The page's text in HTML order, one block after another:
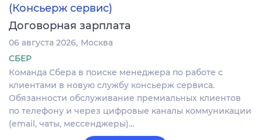
(Консьерж сервис)
Договорная зарплата
06 августа 2026 Москва
СБЕР
Команда Сбера в поиске менеджера по работе с
клиентами в новую службу консьерж сервиса.
Обязанности обслуживание премиальных клиентов
по телефону и через цифровые каналы коммуникации
(email, чаты, мессенджеры)…